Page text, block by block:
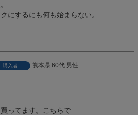
にするにも何も始まらない。
購入者 熊本県 60代 男性
ってます。こちらで